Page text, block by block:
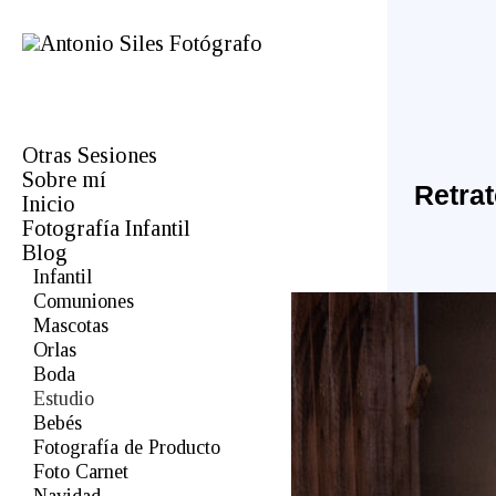
Otras Sesiones
Fotógrafo de comuniones en
Almería
Profesional
Bodas
Sobre mí
Inicio
Fotografía Infantil
Blog
Infantil
Comuniones
Mascotas
Orlas
Boda
Estudio
Bebés
Fotografía de Producto
Foto Carnet